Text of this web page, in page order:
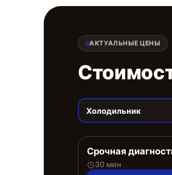
АКТУАЛЬНЫЕ ЦЕНЫ
Холодильник
Срочная
30 мин